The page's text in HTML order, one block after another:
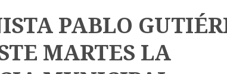
PABLO
MARTES LA